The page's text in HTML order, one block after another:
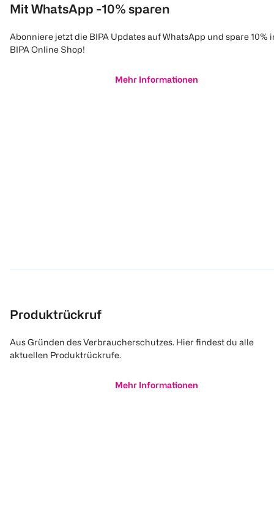
Mit WhatsApp -10% sparen
Abonniere jetzt die BIPA Updates auf WhatsApp und spare 10%
BIPA Online Shop!
Mehr Informationen
Produktrückruf
Aus Gründen des Verbraucherschutzes. Hier findest du alle
aktuellen Produktrückrufe.
Mehr Informationen